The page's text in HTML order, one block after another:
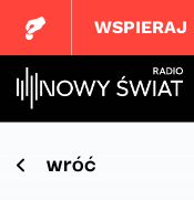
WSPIERAJ
wróć